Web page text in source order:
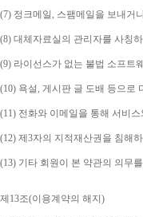
(7) 정크메일 , 스팸메일을 보내거
(8) 대체자료실의 관리자를 사칭
(9) 라이선스가 없는 불법 소프트
(10) 욕설, 게시판 글 도배 등으로
(11) 전화와 이메일을 통해 서비
(12) 제 3자의 지적재산권을 침해
(13) 기타 회원이 본 약관의 의무
제 13조(이용계약의 해지 )